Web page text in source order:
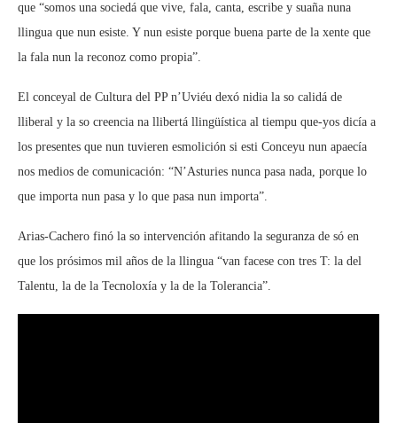
que “somos una sociedá que vive, fala, canta, escribe y suaña nuna
llingua que nun esiste. Y nun esiste porque buena parte de la xente que
la fala nun la reconoz como propia”.
El conceyal de Cultura del PP n’Uviéu dexó nidia la so calidá de
lliberal y la so creencia na llibertá llingüística al tiempu que-yos dicía a
los presentes que nun tuvieren esmolición si esti Conceyu nun apaecía
nos medios de comunicación: “N’Asturies nunca pasa nada, porque lo
que importa nun pasa y lo que pasa nun importa”.
Arias-Cachero finó la so intervención afitando la seguranza de só en
que los prósimos mil años de la llingua “van facese con tres T: la del
Talentu, la de la Tecnoloxía y la de la Tolerancia”.